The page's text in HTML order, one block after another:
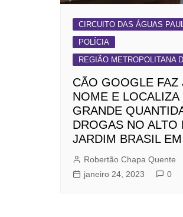
CIRCUITO DAS ÁGUAS
POLÍCIA
REGIÃO METROPOLITANA
CÃO GOOGLE FAZ
NOME E LOCALIZA
GRANDE
DROGAS NO ALTO
JARDIM BRASIL
Robertão Chapa Quente
janeiro 24, 2023
0